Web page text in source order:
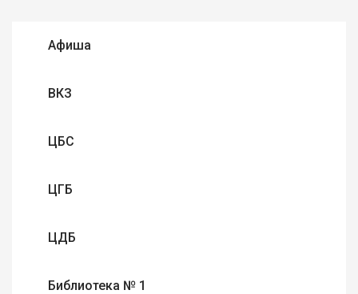
Афиша
ВКЗ
ЦБС
ЦГБ
ЦДБ
Библиотека № 1